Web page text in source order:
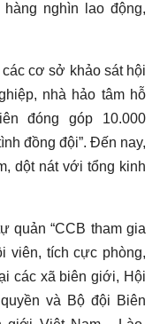
nghìn lao động,
cơ sở khảo sát hội
nhà hảo tâm hỗ
đóng góp 10.000
đồng đội”. Đến nay,
dột nát với tổng kinh
quản “CCB tham gia
viên, tích cực phòng,
các xã biên giới, Hội
và Bộ đội Biên